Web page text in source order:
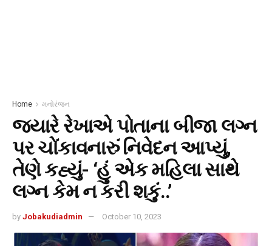
Home મનોરંજન
જ્યારે રેખાએ પોતાના બીજા લગ્ન
પર ચોંકાવનારું નિવેદન આપ્યું,
તેણે કહ્યું- ‘હું એક મહિલા સાથે
લગ્ન કેમ ન કરી શકું..’
by Jobakudiadmin October 10, 2023